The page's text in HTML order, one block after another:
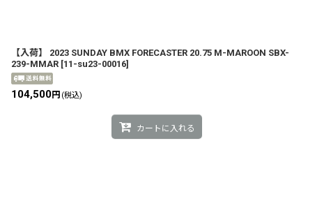
【入荷】 2023 SUNDAY BMX FORECASTER 20.75 M-MAROON SBX-
239-MMAR [11-su23-00016]
104,500円 (税込)
カートに入れる